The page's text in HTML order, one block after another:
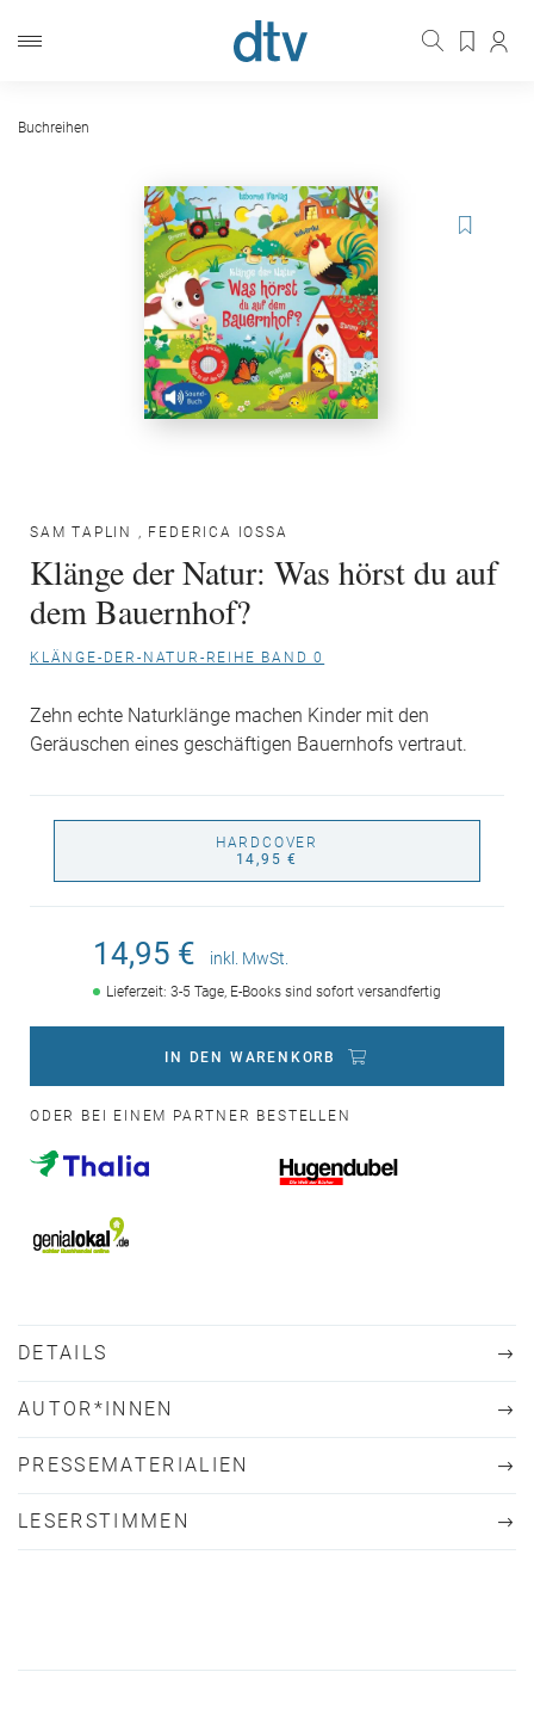
Buchreihen
SAM TAPLIN , FEDERICA IOSSA
Klänge der Natur: Was hörst du auf
dem Bauernhof?
KLÄNGE-DER-NATUR-REIHE BAND 0
Zehn echte Naturklänge machen Kinder mit den
Geräuschen eines geschäftigen Bauernhofs vertraut.
HARDCOVER
14,95 €
14,95 € inkl. MwSt.
Lieferzeit: 3-5 Tage, E-Books sind sofort versandfertig
IN DEN WARENKORB
ODER BEI EINEM PARTNER BESTELLEN
DETAILS
AUTOR*INNEN
PRESSEMATERIALIEN
LESERSTIMMEN